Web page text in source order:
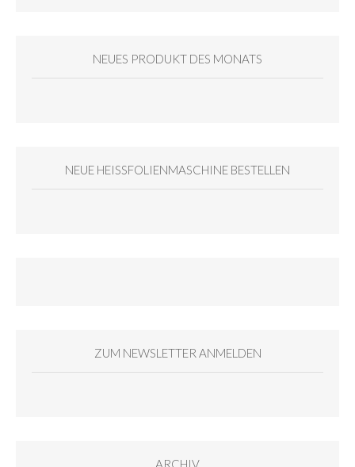
NEUES PRODUKT DES MONATS
NEUE HEISSFOLIENMASCHINE BESTELLEN
ZUM NEWSLETTER ANMELDEN
ARCHIV